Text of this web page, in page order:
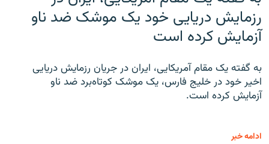
رزمایش دریایی خود یک موشک ضد ناو
آزمایش کرده است
به گفته یک مقام آمریکایی، ایران در جریان رزمایش دریایی
اخیر خود در خلیج فارس، یک موشک کوتاه‌برد ضد ناو
آزمایش کرده است.
ادامه خبر